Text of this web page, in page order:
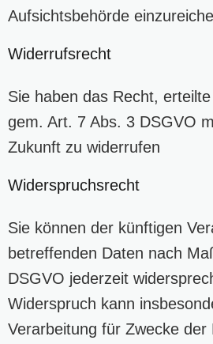
Aufsichtsbehörde
Widerrufsrecht
Sie haben das Recht,
gem. Art. 7 Abs. 3 DSGVO
Zukunft zu widerrufen
Widerspruchsrecht
Sie können der künftigen
betreffenden Daten nach
DSGVO jederzeit
Widerspruch kann
Verarbeitung für Zwecke der